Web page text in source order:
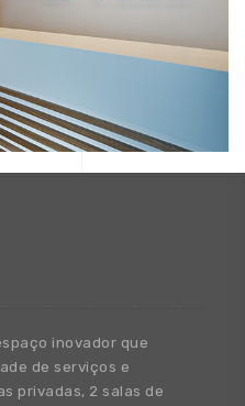
inovador que
de serviços e
privadas, 2 salas de